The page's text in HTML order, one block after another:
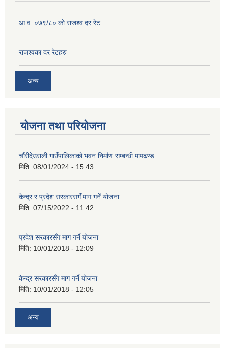
आ.व. ०७९/८० को राजश्व दर रेट
राजश्‍वका दर रेटहरु
अन्य
योजना तथा परियोजना
चौंरीदेउराली गाउँपालिकाको भवन निर्माण सम्बन्धी मापढण्ड
मिति: 08/01/2024 - 15:43
केन्द्र र प्रदेश सरकारसगँ माग गर्ने योजना
मिति: 07/15/2022 - 11:42
प्रदेश सरकारसँग माग गर्ने योजना
मिति: 10/01/2018 - 12:09
केन्द्र सरकारसँग माग गर्ने योजना
मिति: 10/01/2018 - 12:05
अन्य